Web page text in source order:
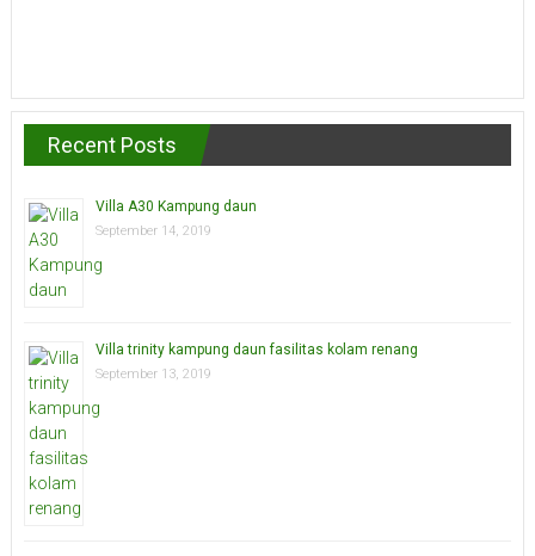
Recent Posts
Villa A30 Kampung daun
September 14, 2019
Villa trinity kampung daun fasilitas kolam renang
September 13, 2019